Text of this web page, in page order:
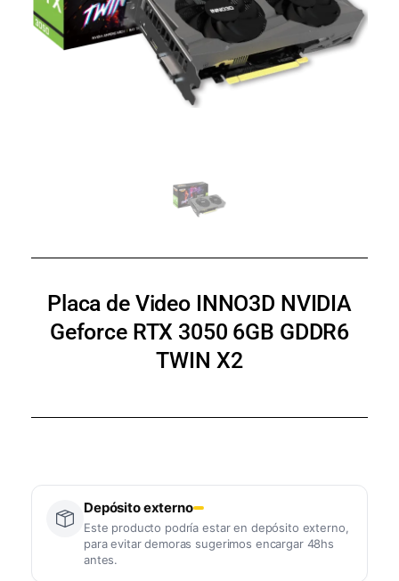
Placa de Video INNO3D NVIDIA
Geforce RTX 3050 6GB GDDR6
TWIN X2
Depósito externo
Este producto podría estar en depósito externo,
para evitar demoras sugerimos encargar 48hs
antes.